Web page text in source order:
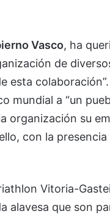
Vasco, ha
de
esta
mundial a “un
organización su
con la presencia
Vitoria-
alavesa que son